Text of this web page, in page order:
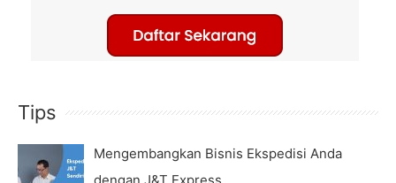
Tips
Mengembangkan Bisnis Ekspedisi Anda